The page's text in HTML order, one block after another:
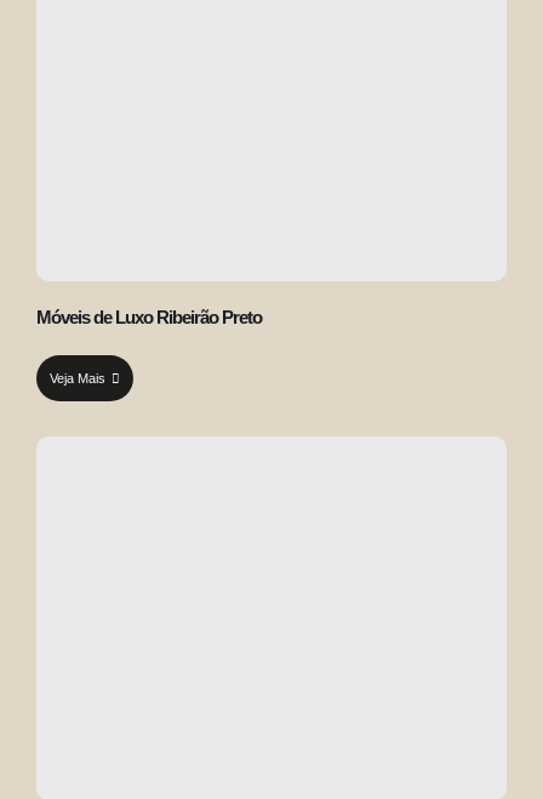
Móveis de Luxo Ribeirão Preto
Veja Mais